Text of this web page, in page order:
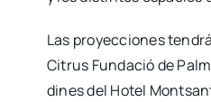
Las pro­yec­cio­nes
Citrus Fun­da­ció de
di­nes del Hotel